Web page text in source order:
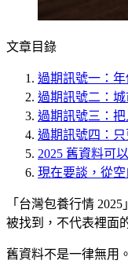
文章目錄
過期訊號一：
過期訊號二：
過期訊號三：
過期訊號四：
2025 舊資料可
現在要談，從
「台灣包養行情
被找到，不代表裡面
舊資料不是一律無用